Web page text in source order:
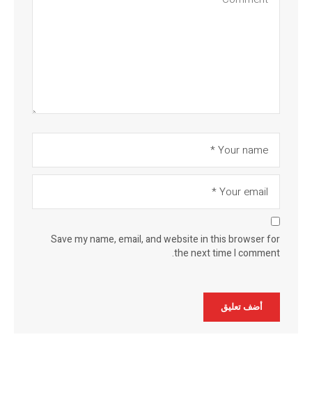
Save my name, email, and website in this browser for
the next time I comment.